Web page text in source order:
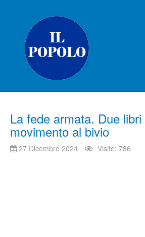
La fede armata. Due
movimento al bivio
27 Dicembre 2024 Visite: 786